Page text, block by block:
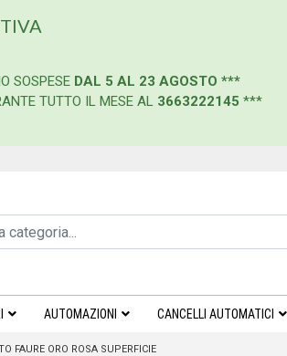
SOSPESE DAL 5 AL 23 AGOSTO ***
TUTTO IL MESE AL 3663222145 ***
AUTOMAZIONI CANCELLI AUTOMATICI
FAURE ORO ROSA SUPERFICIE